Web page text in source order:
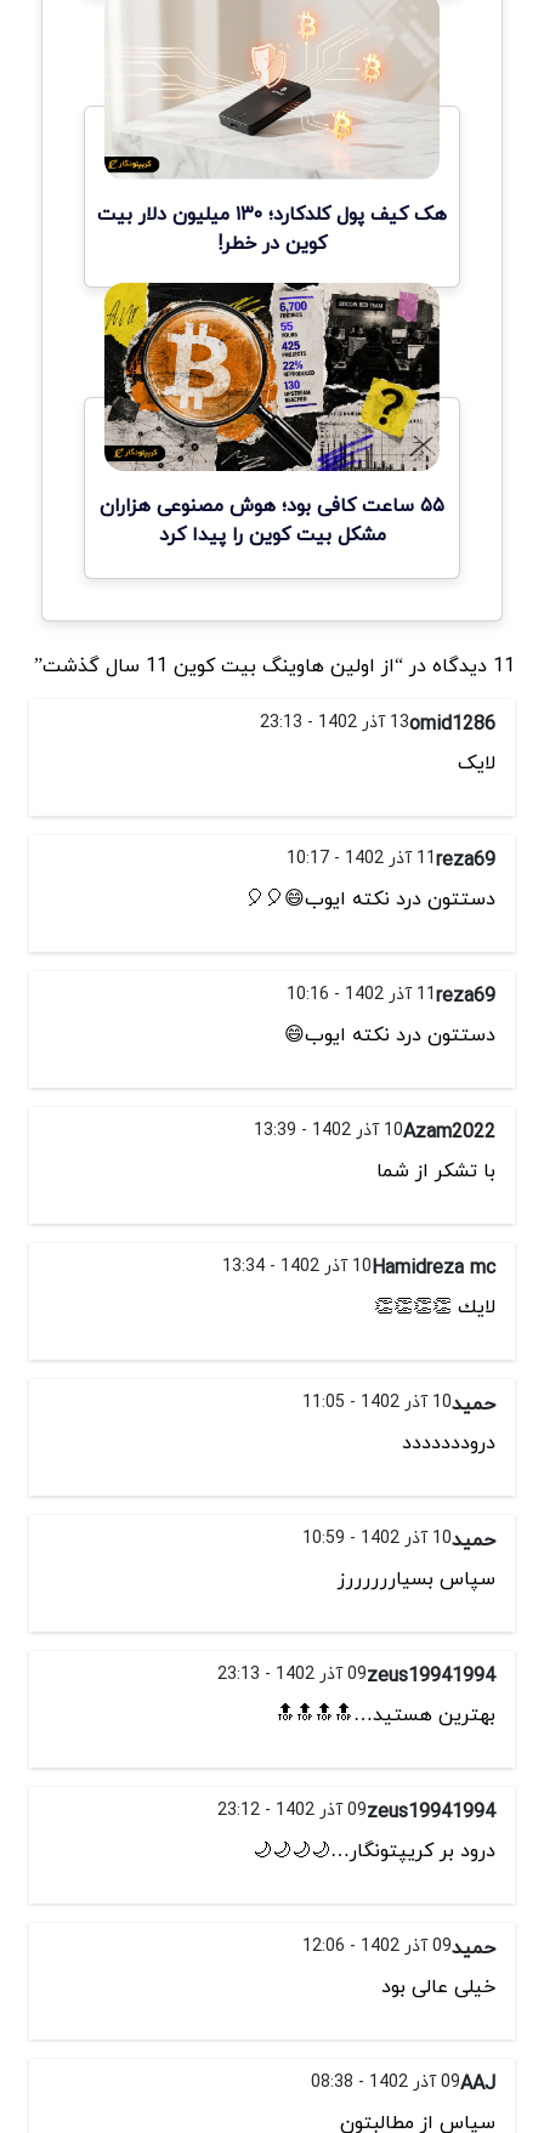
هک کیف پول کلدکارد؛ ۱۳۰ میلیون دلار بیت
کوین در خطر!
۵۵ ساعت کافی بود؛ هوش مصنوعی هزاران
مشکل بیت کوین را پیدا کرد
11 دیدگاه در “از اولین هاوینگ بیت کوین 11 سال گذشت”
omid128613 آذر 1402 - 23:13
لایک
reza6911 آذر 1402 - 10:17
دستتون درد نکته ایوب😄🎈🎈
reza6911 آذر 1402 - 10:16
دستتون درد نکته ایوب😄
Azam202210 آذر 1402 - 13:39
با تشکر از شما
Hamidreza mc10 آذر 1402 - 13:34
لايك 👏👏👏👏
حمید10 آذر 1402 - 11:05
دروددددددد
حمید10 آذر 1402 - 10:59
سپاس بسیاررررررز
zeus1994199409 آذر 1402 - 23:13
بهترین هستید…🔝🔝🔝🔝
zeus1994199409 آذر 1402 - 23:12
درود بر کریپتونگار…🌙🌙🌙🌙
حمید09 آذر 1402 - 12:06
خیلی عالی بود
AAJ09 آذر 1402 - 08:38
سپاس از مطالبتون